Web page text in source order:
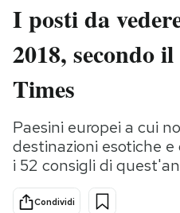
Italia
Politica
Tecnologia
Scienza
Cultura
Sport
I posti da
2018, secondo
Times
Paesini europei a cui
destinazioni esotiche
i 52 consigli di
Condividi